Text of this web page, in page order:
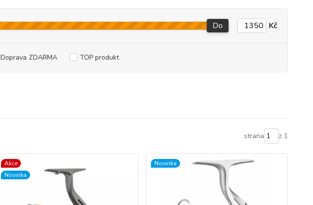
Do Kč
Doprava ZDARMA TOP produkt
strana z 1
Akce
Novinka
Novinka